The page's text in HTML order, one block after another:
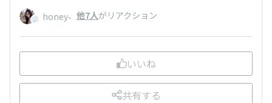
honey、 他7人がリアクション
いいね
共有する